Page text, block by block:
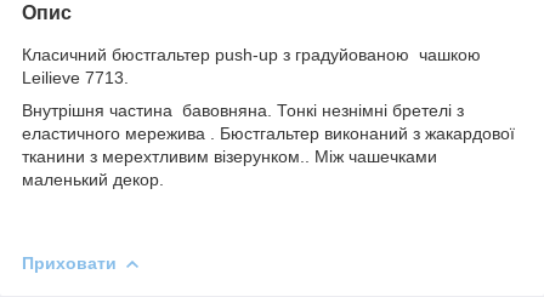
Опис
Класичний бюстгальтер push-up з градуйованою чашкою
Leilieve 7713.
Внутрішня частина бавовняна. Тонкі незнімні бретелі з
еластичного мережива . Бюстгальтер виконаний з жакардової
тканини з мерехтливим візерунком.. Між чашечками
маленький декор.
Приховати